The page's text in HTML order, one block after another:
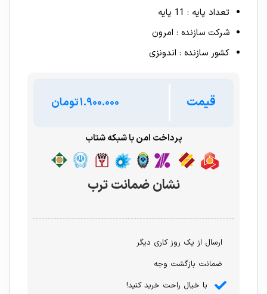
تعداد پایه : 11 پایه
شرکت سازنده : امرون
کشور سازنده : اندونزی
قیمت تومان
پرداخت امن با شبکه شتاب
نشان ضمانت ترب
ارسال از یک روز کاری دیگر
ضمانت بازگشت وجه
با خیال راحت خرید کنید!